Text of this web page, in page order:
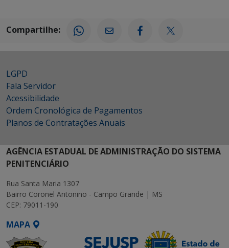
Compartilhe:
LGPD
Fala Servidor
Acessibilidade
Ordem Cronológica de Pagamentos
Planos de Contratações Anuais
AGÊNCIA ESTADUAL DE ADMINISTRAÇÃO DO SISTEMA
PENITENCIÁRIO
Rua Santa Maria 1307
Bairro Coronel Antonino - Campo Grande | MS
CEP: 79011-190
MAPA